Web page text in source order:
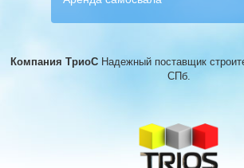
Компания ТриоС Надежный поставщик
СПб.